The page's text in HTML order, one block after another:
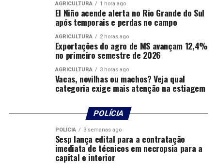
AGRICULTURA 1 hora ago
El Niño acende alerta no Rio Grande do Sul
após temporais e perdas no campo
AGRICULTURA 2 horas ago
Exportações do agro de MS avançam 12,4%
no primeiro semestre de 2026
AGRICULTURA 3 horas ago
Vacas, novilhas ou machos? Veja qual
categoria exige mais atenção na estiagem
POLÍCIA
POLÍCIA 3 semanas ago
Sesp lança edital para a contratação
imediata de técnicos em necropsia para a
capital e interior